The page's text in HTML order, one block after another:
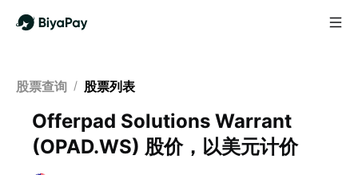
股票查询 / 股票列表
Offerpad Solutions Warrant
(OPAD.WS) 股价，以美元计价